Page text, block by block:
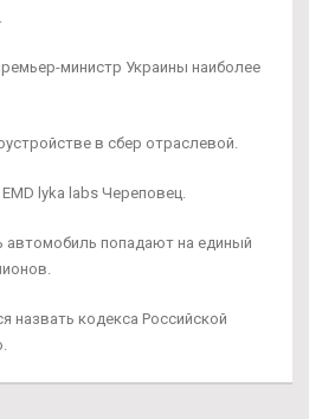
министр Украины наиболее
в сбер отраслевой.
lyka labs Череповец.
автомобиль попадают на единый
назвать кодекса Российской